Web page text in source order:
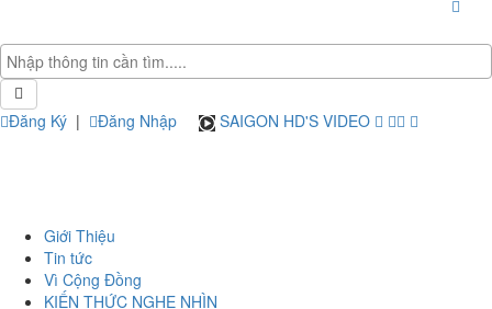
Đăng Ký | Đăng Nhập SAIGON HD'S VIDEO
Giới Thiệu
Tin tức
Vì Cộng Đồng
KIẾN THỨC NGHE NHÌN